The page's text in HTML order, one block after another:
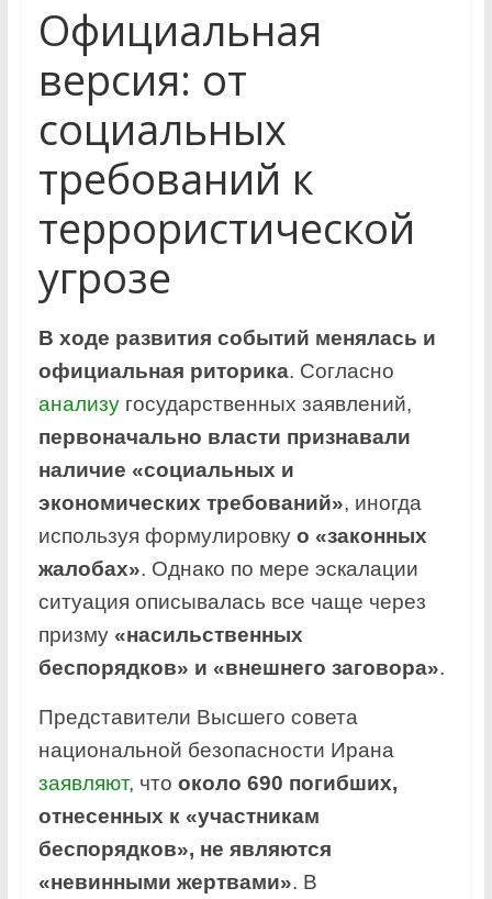
Официальная
версия: от
социальных
требований к
террористической
угрозе
В ходе развития событий менялась и
официальная риторика. Согласно
анализугосударственных заявлений,
первоначально власти признавали
наличие «социальных и
экономических требований», иногда
используя формулировку о «законных
жалобах». Однако по мере эскалации
ситуация описывалась все чаще через
призму «насильственных
беспорядков» и «внешнего заговора».
Представители Высшего совета
национальной безопасности Ирана
заявляют, что около 690 погибших,
отнесенных к «участникам
беспорядков», не являются
«невинными жертвами». В